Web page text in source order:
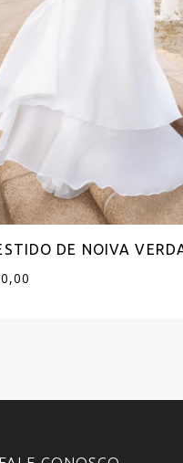
DE NOIVA
0,00